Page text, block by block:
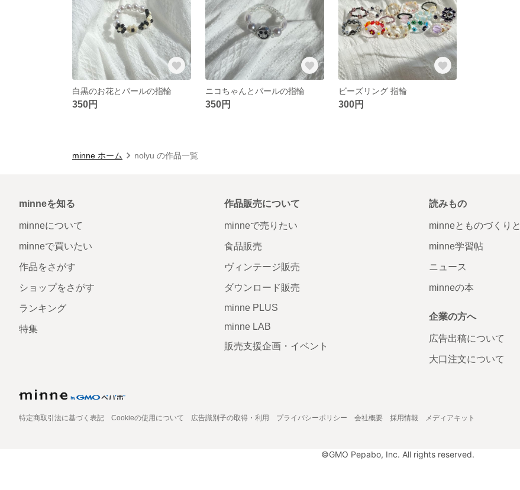
白黒のお花とパールの指輪
350円
ニコちゃんとパールの指輪
350円
ビーズリング 指輪
300円
minne ホーム nolyu の作品一覧
minneを知る
minneについて
minneで買いたい
作品をさがす
ショップをさがす
ランキング
特集
作品販売について
minneで売りたい
食品販売
ヴィンテージ販売
ダウンロード販売
minne PLUS
minne LAB
販売支援企画・イベント
読みもの
minneとものづくりと
minne学習帖
ニュース
minneの本
企業の方へ
広告出稿について
大口注文について
特定商取引法に基づく表記 Cookieの使用について 広告識別子の取得・利用 プライバシーポリシー 会社概要 採用情報 メディアキット
©GMO Pepabo, Inc. All rights reserved.